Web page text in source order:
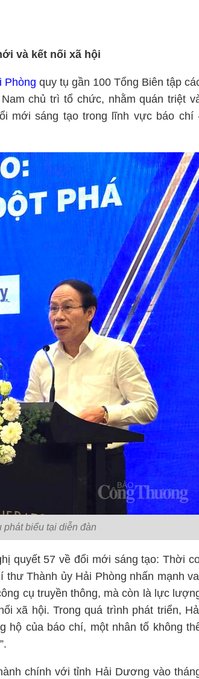
và kết nối xã hội
Phòng quy tụ gần 100 Tổng Biên tập
chủ trì tổ chức, nhằm quán triệt
mới sáng tạo trong lĩnh vực báo chí
biểu tại diễn đàn
quyết 57 về đổi mới sáng tạo: Thời
thư Thành ủy Hải Phòng nhấn mạnh
cụ truyền thông, mà còn là lực
xã hội. Trong quá trình phát triển,
hộ của báo chí, một nhân tố không
chính với tỉnh Hải Dương vào